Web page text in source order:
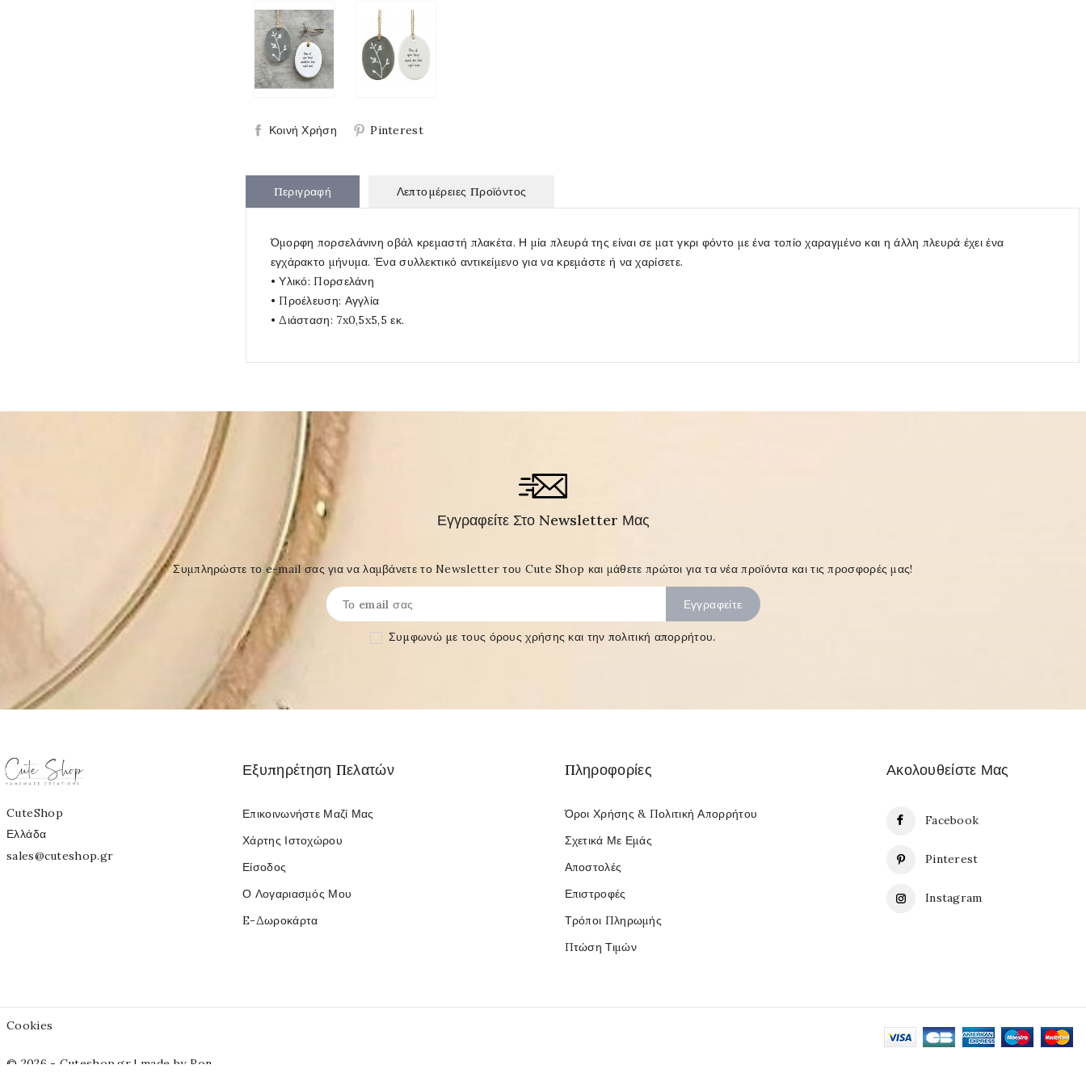
Κοινή Χρήση Pinterest
Περιγραφή Λεπτομέρειες Προϊόντος
Όμορφη πορσελάνινη οβάλ κρεμαστή πλακέτα. Η μία πλευρά της είναι σε ματ γκρι φόντο με ένα τοπίο χαραγμένο και η άλλη πλευρά έχει ένα
εγχάρακτο μήνυμα. Ένα συλλεκτικό αντικείμενο για να κρεμάστε ή να χαρίσετε.
• Υλικό: Πορσελάνη
• Προέλευση: Αγγλία
• Διάσταση: 7x0,5x5,5 εκ.
Εγγραφείτε Στο Newsletter Μας
Συμπληρώστε το e-mail σας για να λαμβάνετε το Newsletter του Cute Shop και μάθετε πρώτοι για τα νέα προϊόντα και τις προσφορές μας!
Συμφωνώ με τους όρους χρήσης και την πολιτική απορρήτου.
Ακολουθείστε Μας
Facebook
Pinterest
Instagram
Πληροφορίες
Όροι Χρήσης & Πολιτική Απορρήτου
Σχετικά Με Εμάς
Αποστολές
Επιστροφές
Τρόποι Πληρωμής
Πτώση Τιμών
Εξυπηρέτηση Πελατών
Επικοινωνήστε Μαζί Μας
Χάρτης Ιστοχώρου
Είσοδος
Ο Λογαριασμός Μου
E-Δωροκάρτα
CuteShop
Ελλάδα
sales@cuteshop.gr
Cookies
© 2026 - Cuteshop.gr | made by Ron